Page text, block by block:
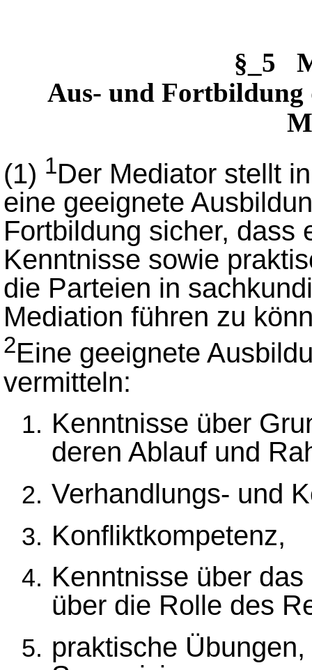
§_5
Aus- und
(1) 1Der Mediator stellt
eine geeignete
Fortbildung sicher, dass
Kenntnisse sowie
die Parteien in
Mediation führen zu
2Eine geeignete
vermitteln:
Kenntnisse über
deren Ablauf und
Verhandlungs- und
Konfliktkompetenz,
Kenntnisse über
über die Rolle des
praktische